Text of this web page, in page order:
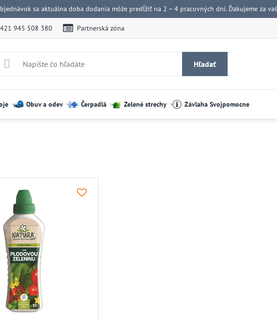
sa aktuálna doba dodania môže predĺžiť na 2 – 4 pracovných dní. Ďakujeme za
945 508 380 Partnerská zóna
Hľadať
Obuv a odev Čerpadlá Zelené strechy Závlaha Svojpomocne